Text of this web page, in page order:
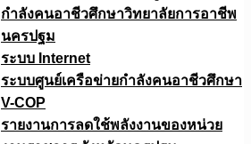
กำลังคนอาชีวศึกษาวิทยาลัยการอาชีพ
นครปฐม
ระบบ Internet
ระบบศูนย์เครือข่ายกำลังคนอาชีวศึกษา
V-COP
รายงานการลดใช้พลังงานของหน่วย